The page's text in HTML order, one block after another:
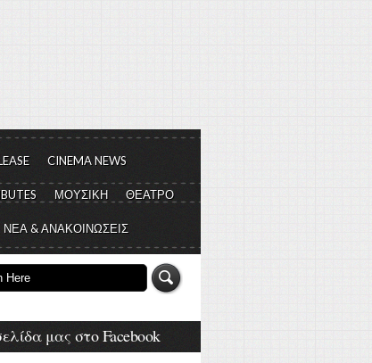
CINEMA NEWS
ΜΟΥΣΙΚΗ ΘΕΑΤΡΟ
ΝΕΑ & ΑΝΑΚΟΙΝΩΣΕΙΣ
μας στο Facebook